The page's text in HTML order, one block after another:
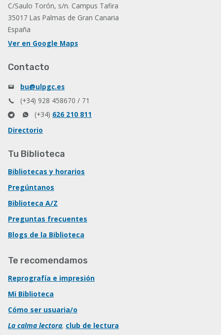
C/Saulo Torón, s/n. Campus Tafira
35017 Las Palmas de Gran Canaria
España
Ver en Google Maps
Contacto
bu@ulpgc.es
(+34) 928 458670 / 71
(+34) 626 210 811
Directorio
Tu Biblioteca
Bibliotecas y horarios
Pregúntanos
Biblioteca A/Z
Preguntas frecuentes
Blogs de la Biblioteca
Te recomendamos
Reprografía e impresión
Mi Biblioteca
Cómo ser usuaria/o
La calma lectora, club de lectura